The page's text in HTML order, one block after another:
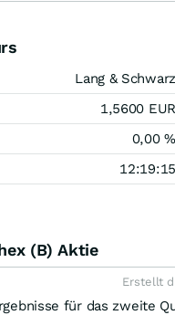
Lang & Schwarz
1,5600 EUR
0,00%
12:19:15
(B) Aktie
Erstellt
für das zweite